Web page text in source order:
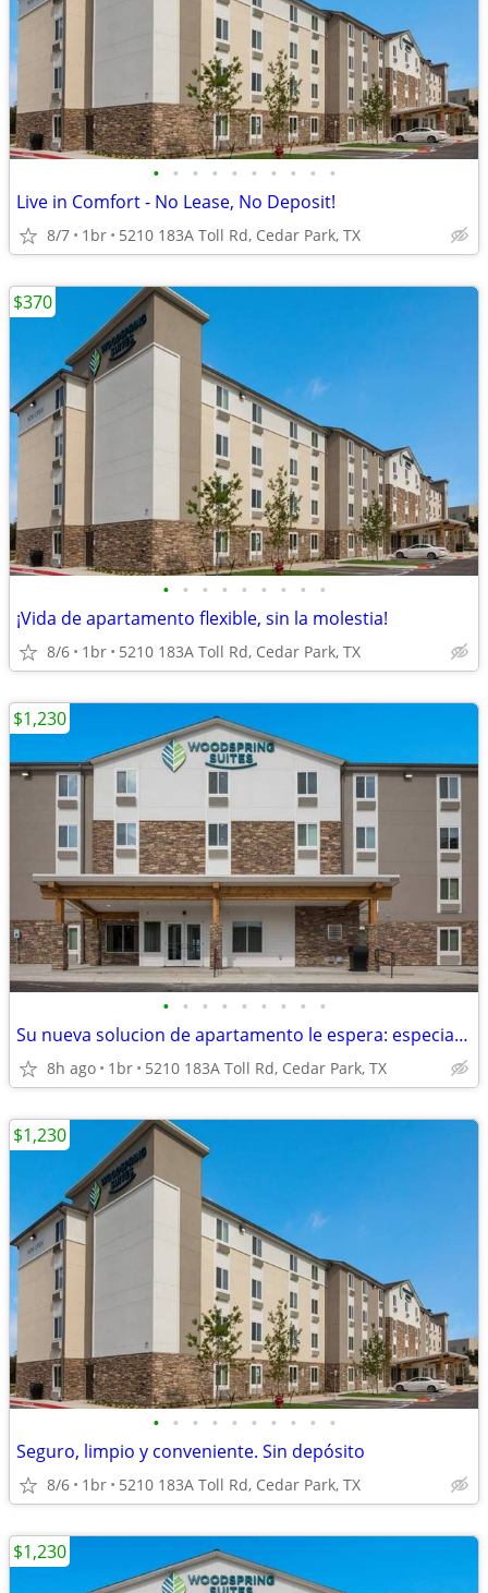
• • • • • • • • • •
Live in Comfort - No Lease, No Deposit!
8/7 1br 5210 183A Toll Rd, Cedar Park, TX
• • • • • • • • •
¡Vida de apartamento flexible, sin la molestia!
8/6 1br 5210 183A Toll Rd, Cedar Park, TX
$370
• • • • • • • • •
Su nueva solucion de apartamento le espera: especial gerente 1ª mes!
8h ago 1br 5210 183A Toll Rd, Cedar Park, TX
$1,230
• • • • • • • • • •
Seguro, limpio y conveniente. Sin depósito
8/6 1br 5210 183A Toll Rd, Cedar Park, TX
$1,230
$1,230